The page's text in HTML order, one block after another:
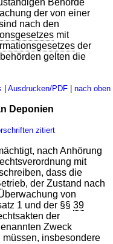
Behörde
der von einer
nach den
mit
der
gelten die
Ausdrucken/PDF| nach oben
Deponien
zitiert
nach Anhörung
mit
dass die
der Zustand nach
von
1 und der §§39
der
Zweck
müssen, insbesondere